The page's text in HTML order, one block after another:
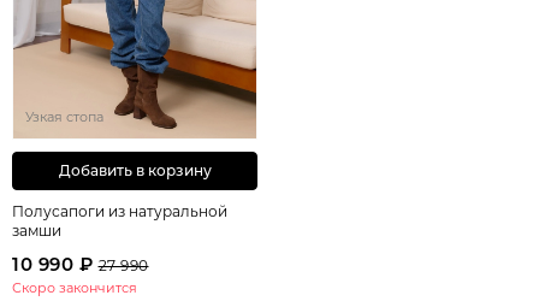
Узкая стопа
Добавить в корзину
Полусапоги из натуральной
замши
10 990 ₽27 990
Скоро закончится